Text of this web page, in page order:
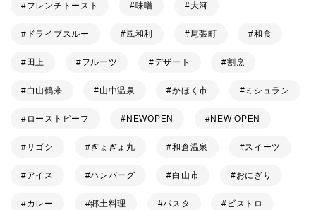
フレンチトースト 味噌 大河
ドライブスルー 風和利 尾張町 和食
田上 フルーツ デザート 割烹
白山鶴来 山中温泉 かほく市 ミシュラン
ローストビーフ NEWOPEN NEW OPEN
サゴシ ぎょぎょ丸 和倉温泉 スイーツ
アイス ハンバーグ 白山市 おにぎり
カレー 郷土料理 パスタ ビストロ